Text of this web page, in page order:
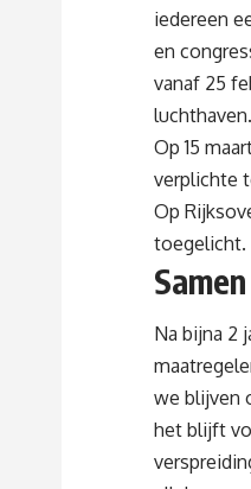
iedereen
en
vanaf 25
luchthaven.
Op 15
verplichte
Op
toegelicht.
Na bijna 2
we blijven
het blijft